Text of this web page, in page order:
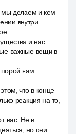
мы делаем и кем
внутри
и нас
важные вещи в
порой нам
что в конце
реакция на то,
вас. Не в
но они